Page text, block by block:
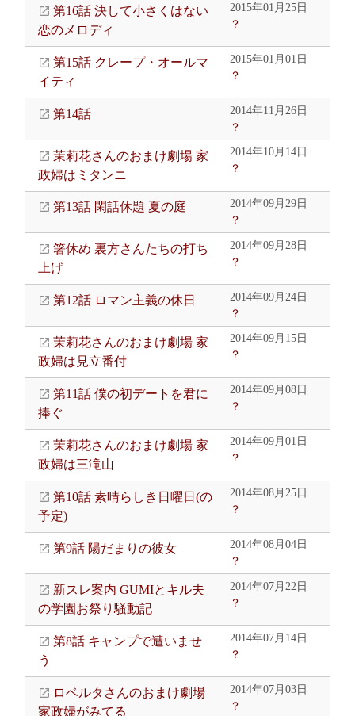
第16話 決して小さくはない
恋のメロディ
2015年01月25日
？
第15話 クレープ・オールマ
イティ
2015年01月01日
？
第14話
2014年11月26日
？
茉莉花さんのおまけ劇場 家
政婦はミタンニ
2014年10月14日
？
第13話 閑話休題 夏の庭
2014年09月29日
？
箸休め 裏方さんたちの打ち
上げ
2014年09月28日
？
第12話 ロマン主義の休日
2014年09月24日
？
茉莉花さんのおまけ劇場 家
政婦は見立番付
2014年09月15日
？
第11話 僕の初デートを君に
捧ぐ
2014年09月08日
？
茉莉花さんのおまけ劇場 家
政婦は三滝山
2014年09月01日
？
第10話 素晴らしき日曜日(の
予定)
2014年08月25日
？
第9話 陽だまりの彼女
2014年08月04日
？
新スレ案内 GUMIとキル夫
の学園お祭り騒動記
2014年07月22日
？
第8話 キャンプで遭いませ
う
2014年07月14日
？
ロベルタさんのおまけ劇場
家政婦がみてる
2014年07月03日
？